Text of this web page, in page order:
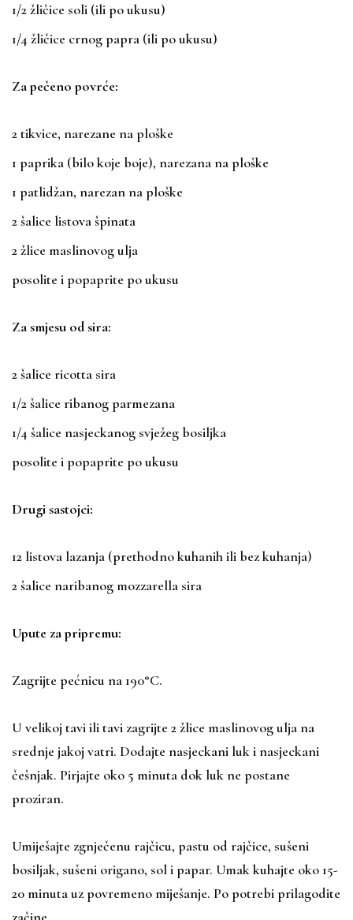
1/2 žličice soli (ili po ukusu)
1/4 žličice crnog papra (ili po ukusu)
Za pečeno povrće:
2 tikvice, narezane na ploške
1 paprika (bilo koje boje), narezana na ploške
1 patlidžan, narezan na ploške
2 šalice listova špinata
2 žlice maslinovog ulja
posolite i popaprite po ukusu
Za smjesu od sira:
2 šalice ricotta sira
1/2 šalice ribanog parmezana
1/4 šalice nasjeckanog svježeg bosiljka
posolite i popaprite po ukusu
Drugi sastojci:
12 listova lazanja (prethodno kuhanih ili bez kuhanja)
2 šalice naribanog mozzarella sira
Upute za pripremu:
Zagrijte pećnicu na 190°C.
U velikoj tavi ili tavi zagrijte 2 žlice maslinovog ulja na
srednje jakoj vatri. Dodajte nasjeckani luk i nasjeckani
češnjak. Pirjajte oko 5 minuta dok luk ne postane
proziran.
Umiješajte zgnječenu rajčicu, pastu od rajčice, sušeni
bosiljak, sušeni origano, sol i papar. Umak kuhajte oko 15-
20 minuta uz povremeno miješanje. Po potrebi prilagodite